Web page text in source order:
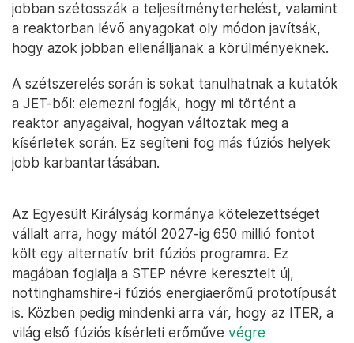
jobban szétosszák a teljesítményterhelést, valamint
a reaktorban lévő anyagokat oly módon javítsák,
hogy azok jobban ellenálljanak a körülményeknek.
A szétszerelés során is sokat tanulhatnak a kutatók
a JET-ből: elemezni fogják, hogy mi történt a
reaktor anyagaival, hogyan változtak meg a
kísérletek során. Ez segíteni fog más fúziós helyek
jobb karbantartásában.
Az Egyesült Királyság kormánya kötelezettséget
vállalt arra, hogy mától 2027-ig 650 millió fontot
költ egy alternatív brit fúziós programra. Ez
magában foglalja a STEP névre keresztelt új,
nottinghamshire-i fúziós energiaerőmű prototípusát
is. Közben pedig mindenki arra vár, hogy az ITER, a
világ első fúziós kísérleti erőműve végre